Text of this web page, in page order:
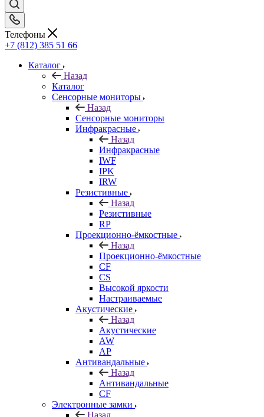
Телефоны
+7 (812) 385 51 66
Каталог
Назад
Каталог
Сенсорные мониторы
Назад
Сенсорные мониторы
Инфракрасные
Назад
Инфракрасные
IWF
IPK
IRW
Резистивные
Назад
Резистивные
RP
Проекционно-ёмкостные
Назад
Проекционно-ёмкостные
CF
CS
Высокой яркости
Настраиваемые
Акустические
Назад
Акустические
AW
AP
Антивандальные
Назад
Антивандальные
CF
Электронные замки
Назад